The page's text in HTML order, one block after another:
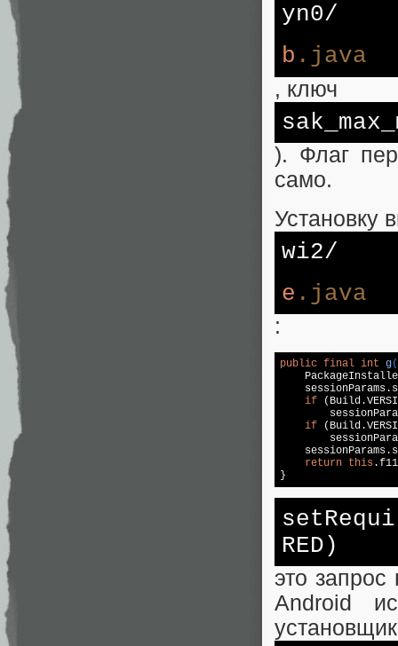
yn0/
b .java
, ключ
). Флаг
само.
Установку
wi2/
e .java
:
public final int g
if
if
return this
}
set
RED)
это запрос
Android